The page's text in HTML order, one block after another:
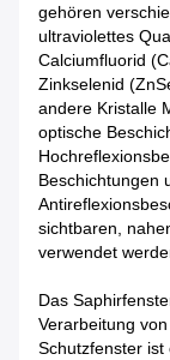
gehören
ultraviolettes
Calciumfluorid
Zinkselenid
andere Kristalle
optische
Beschichtungen
sichtbaren,
verwendet
Das
Verarbeitung
Schutzfenster ist